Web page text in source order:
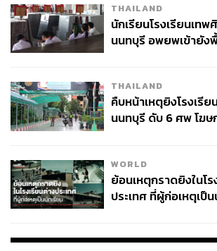
ABOUT THE
Content Creator THE
THAILAND
นักเรียนโรงเรียนเทพ
นนทบุรี อพยพเข้ายั
THAILAND
คืบหน้าเหตุยิงโรงเรี
นนทบุรี ดับ 6 ศพ โฆษ
WORLD
ย้อนเหตุกราดยิงในโ
ประเทศ ที่ผู้ก่อเหตุเป็